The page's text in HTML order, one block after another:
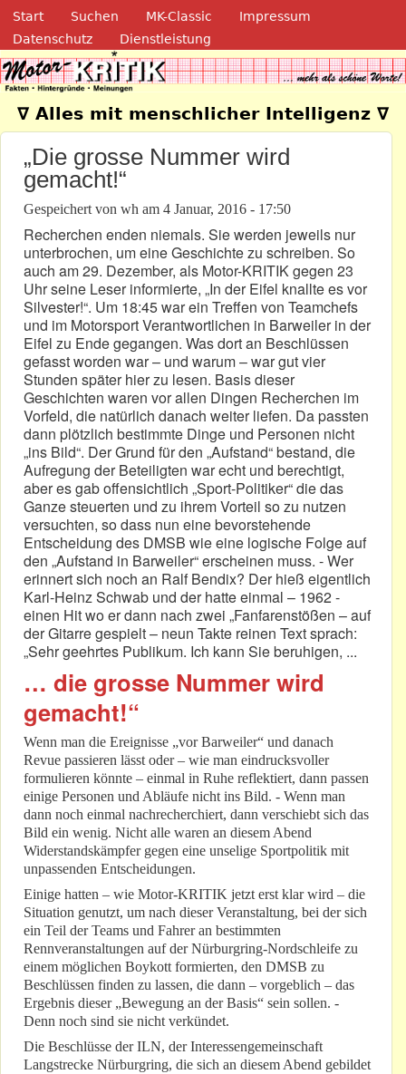
Direkt zum Inhalt
Navigation
Start Suchen MK-Classic
Impressum
Datenschutz
Dienstleistung
Motor-Kritik.de
∇ Alles mit menschlicher Intelligenz ∇
„Die grosse Nummer wird
gemacht!“
Gespeichert von wh am 4 Januar, 2016 - 17:50
Recherchen enden niemals. Sie werden jeweils nur
unterbrochen, um eine Geschichte zu schreiben. So
auch am 29. Dezember, als Motor-KRITIK gegen 23
Uhr seine Leser informierte, „In der Eifel knallte es vor
Silvester!“. Um 18:45 war ein Treffen von Teamchefs
und im Motorsport Verantwortlichen in Barweiler in der
Eifel zu Ende gegangen. Was dort an Beschlüssen
gefasst worden war – und warum – war gut vier
Stunden später hier zu lesen. Basis dieser
Geschichten waren vor allen Dingen Recherchen im
Vorfeld, die natürlich danach weiter liefen. Da passten
dann plötzlich bestimmte Dinge und Personen nicht
„ins Bild“. Der Grund für den „Aufstand“ bestand, die
Aufregung der Beteiligten war echt und berechtigt,
aber es gab offensichtlich „Sport-Politiker“ die das
Ganze steuerten und zu ihrem Vorteil so zu nutzen
versuchten, so dass nun eine bevorstehende
Entscheidung des DMSB wie eine logische Folge auf
den „Aufstand in Barweiler“ erscheinen muss. - Wer
erinnert sich noch an Ralf Bendix? Der hieß eigentlich
Karl-Heinz Schwab und der hatte einmal – 1962 -
einen Hit wo er dann nach zwei „Fanfarenstößen – auf
der Gitarre gespielt – neun Takte reinen Text sprach:
„Sehr geehrtes Publikum. Ich kann Sie beruhigen, ...
… die grosse Nummer wird
gemacht!“
Wenn man die Ereignisse „vor Barweiler“ und danach
Revue passieren lässt oder – wie man eindrucksvoller
formulieren könnte – einmal in Ruhe reflektiert, dann passen
einige Personen und Abläufe nicht ins Bild. - Wenn man
dann noch einmal nachrecherchiert, dann verschiebt sich das
Bild ein wenig. Nicht alle waren an diesem Abend
Widerstandskämpfer gegen eine unselige Sportpolitik mit
unpassenden Entscheidungen.
Einige hatten – wie Motor-KRITIK jetzt erst klar wird – die
Situation genutzt, um nach dieser Veranstaltung, bei der sich
ein Teil der Teams und Fahrer an bestimmten
Rennveranstaltungen auf der Nürburgring-Nordschleife zu
einem möglichen Boykott formierten, den DMSB zu
Beschlüssen finden zu lassen, die dann – vorgeblich – das
Ergebnis dieser „Bewegung an der Basis“ sein sollen. -
Denn noch sind sie nicht verkündet.
Die Beschlüsse der ILN, der Interessengemeinschaft
Langstrecke Nürburgring, die sich an diesem Abend gebildet